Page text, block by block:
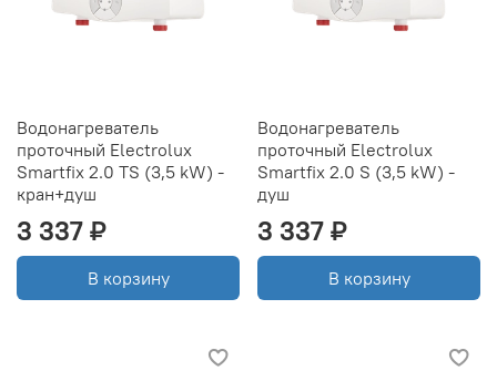
Водонагреватель
проточный Electrolux
Smartfix 2.0 TS (3,5 kW) -
кран+душ
3 337 ₽
В корзину
Водонагреватель
проточный Electrolux
Smartfix 2.0 S (3,5 kW) -
душ
3 337 ₽
В корзину